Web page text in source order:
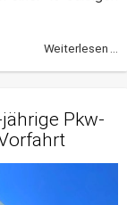
Weiterlesen ...
Pkw-